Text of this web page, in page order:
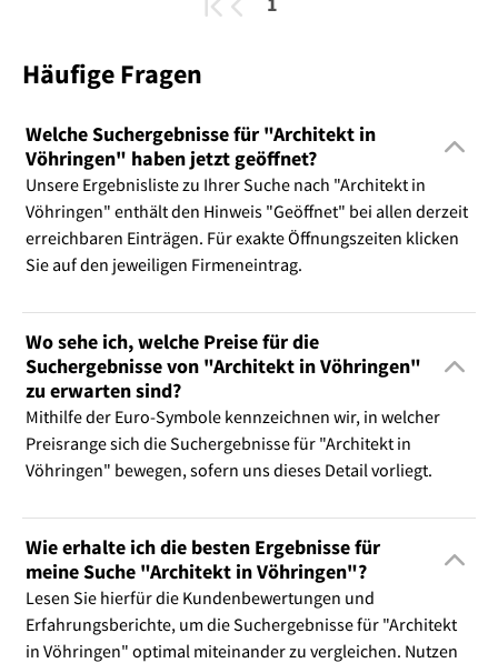
Häufige Fragen
Welche Suchergebnisse für "Architekt in
Vöhringen" haben jetzt geöffnet?
Unsere Ergebnisliste zu Ihrer Suche nach "Architekt in
Vöhringen" enthält den Hinweis "Geöffnet" bei allen derzeit
erreichbaren Einträgen. Für exakte Öffnungszeiten klicken
Sie auf den jeweiligen Firmeneintrag.
Wo sehe ich, welche Preise für die
Suchergebnisse von "Architekt in Vöhringen"
zu erwarten sind?
Mithilfe der Euro-Symbole kennzeichnen wir, in welcher
Preisrange sich die Suchergebnisse für "Architekt in
Vöhringen" bewegen, sofern uns dieses Detail vorliegt.
Wie erhalte ich die besten Ergebnisse für
meine Suche "Architekt in Vöhringen"?
Lesen Sie hierfür die Kundenbewertungen und
Erfahrungsberichte, um die Suchergebnisse für "Architekt
in Vöhringen" optimal miteinander zu vergleichen. Nutzen